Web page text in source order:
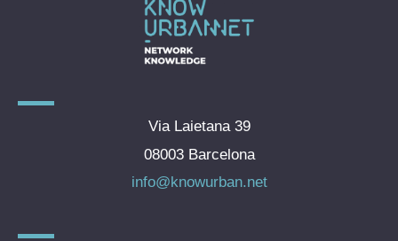
Via Laietana 39
08003 Barcelona
info@knowurban.net